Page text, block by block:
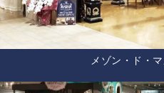
メゾン・ド・